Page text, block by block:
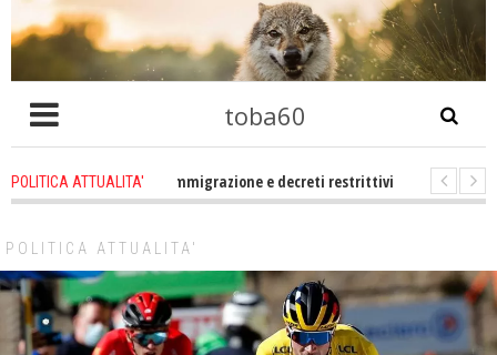
toba60
POLITICA ATTUALITA'
problema immigrazione e decreti restrittivi della libertà sociale e
POLITICA ATTUALITA'